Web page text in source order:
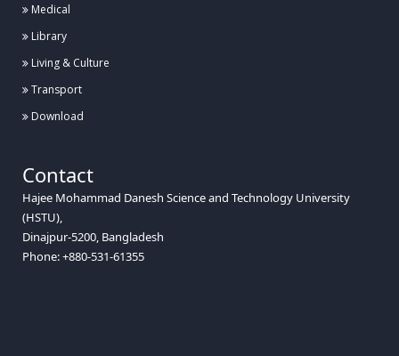
হাবিপ্রবিতে তেঁভাগা আন্দোলনের জনক হাজী মোহাম্মদ দানেশ এঁর ৪০তম মৃত্যুবার্ষিকী পালিত
হাবিপ্রবিতে জিয়াউর রহমান ফাউন্ডেশন কর্তৃক মাসব্যাপী বৃক্ষ রোপন কর্মসূচীর উদ্বোধন
Medical
Library
Living & Culture
Transport
Download
Contact
Hajee Mohammad Danesh Science and Technology University
(HSTU),
Dinajpur-5200, Bangladesh
Phone: +880-531-61355